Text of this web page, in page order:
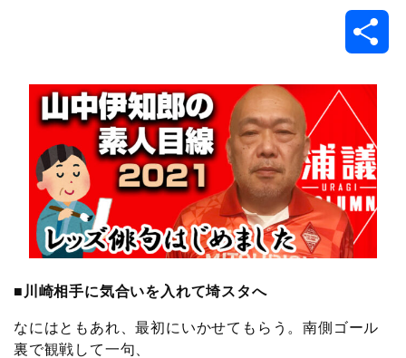
e
o
o
t
e
r
e
n
a
r
n
o
t
e
o
y
L
i
n
■川崎相手に気合いを入れて埼スタへ
なにはともあれ、最初にいかせてもらう。南側ゴール
裏で観戦して一句、